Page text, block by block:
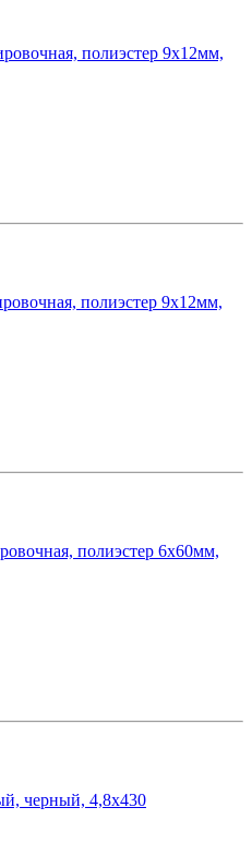
полиэстер 9х12мм,
полиэстер 9х12мм,
полиэстер 6х60мм,
черный, 4,8x430